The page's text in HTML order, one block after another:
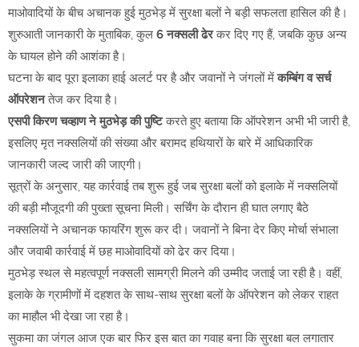
माओवादियों के बीच अचानक हुई मुठभेड़ में सुरक्षा बलों ने बड़ी सफलता हासिल की है।
शुरुआती जानकारी के मुताबिक, कुल 6 नक्सली ढेरकर दिए गए हैं, जबकि कुछ अन्य
के घायल होने की आशंका है।
घटना के बाद पूरा इलाका हाई अलर्ट पर है और जवानों ने जंगलों मेंकम्बिंग व सर्च
ऑपरेशनतेज कर दिया है।
एसपी किरण चव्हाण ने मुठभेड़ की पुष्टिकरते हुए बताया कि ऑपरेशन अभी भी जारी है,
इसलिए मृत नक्सलियों की संख्या और बरामद हथियारों के बारे में आधिकारिक
जानकारी जल्द जारी की जाएगी।
सूत्रों के अनुसार, यह कार्रवाई तब शुरू हुई जब सुरक्षा बलों को इलाके में नक्सलियों
की बड़ी मौजूदगी की पुख्ता सूचना मिली। सर्चिंग के दौरान ही घात लगाए बैठे
नक्सलियों ने अचानक फायरिंग शुरू कर दी। जवानों ने बिना देर किए मोर्चा संभाला
और जवाबी कार्रवाई में छह माओवादियों को ढेर कर दिया।
मुठभेड़ स्थल से महत्वपूर्ण नक्सली सामग्री मिलने की उम्मीद जताई जा रही है। वहीं,
इलाके के ग्रामीणों में दहशत के साथ-साथ सुरक्षा बलों के ऑपरेशन को लेकर राहत
का माहौल भी देखा जा रहा है।
सुकमा का जंगल आज एक बार फिर इस बात का गवाह बना कि सुरक्षा बल लगातार